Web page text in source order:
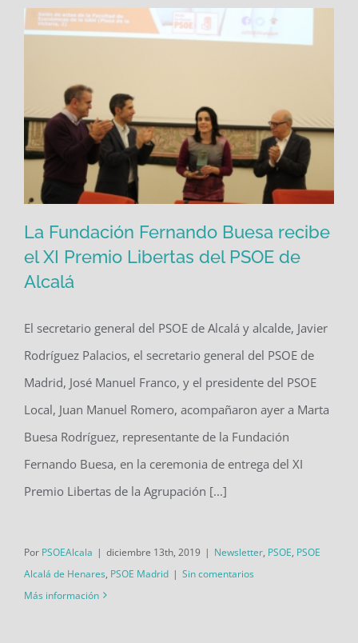
el XI Premio Libertas del PSOE de
Alcalá
La Fundación Fernando Buesa recibe
el XI Premio Libertas del PSOE de
Alcalá
El secretario general del PSOE de Alcalá y alcalde, Javier
Rodríguez Palacios, el secretario general del PSOE de
Madrid, José Manuel Franco, y el presidente del PSOE
Local, Juan Manuel Romero, acompañaron ayer a Marta
Buesa Rodríguez, representante de la Fundación
Fernando Buesa, en la ceremonia de entrega del XI
Premio Libertas de la Agrupación [...]
Por PSOEAlcala | diciembre 13th, 2019 | Newsletter, PSOE, PSOE
Alcalá de Henares, PSOE Madrid | Sin comentarios
Más información